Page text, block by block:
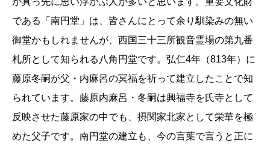
である「南円堂」は、皆さんにとって余り馴染みの無い
御堂かもしれませんが、西国三十三所観音霊場の第九番
札所として知られる八角円堂です。弘仁4年（813年）に
藤原冬嗣が父・内麻呂の冥福を祈って建立したことで知
られています。藤原内麻呂・冬嗣は興福寺を氏寺として
反映させた藤原家の中でも、摂関家北家として栄華を極
めた父子です。南円堂の建立も、今の言葉で言うと正に